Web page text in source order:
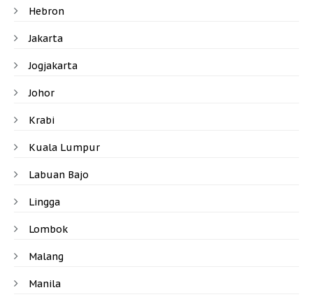
Hebron
Jakarta
Jogjakarta
Johor
Krabi
Kuala Lumpur
Labuan Bajo
Lingga
Lombok
Malang
Manila